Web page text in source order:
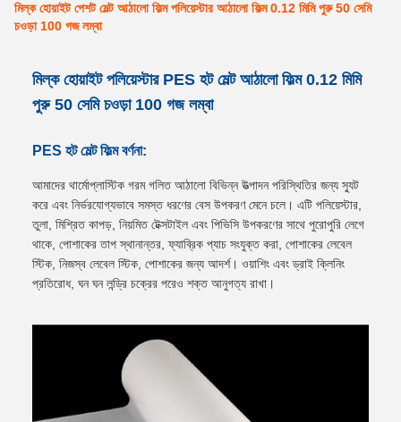
মিল্ক হোয়াইট পেশট মেল্ট আঠালো ফিল্ম পলিয়েস্টার আঠালো ফিল্ম 0.12 মিমি পুরু 50 সেমি
চওড়া 100 গজ লম্বা
মিল্ক হোয়াইট পলিয়েস্টার PES হট মেল্ট আঠালো ফিল্ম 0.12 মিমি
পুরু 50 সেমি চওড়া 100 গজ লম্বা
PES হট মেল্ট ফিল্ম বর্ণনা:
আমাদের থার্মোপ্লাস্টিক গরম গলিত আঠালো বিভিন্ন উত্পাদন পরিস্থিতির জন্য স্যুট
করে এবং নির্ভরযোগ্যভাবে সমস্ত ধরণের বেস উপকরণ মেনে চলে। এটি পলিয়েস্টার,
তুলা, মিশ্রিত কাপড়, নিয়মিত টেক্সটাইল এবং পিভিসি উপকরণের সাথে পুরোপুরি লেগে
থাকে, পোশাকের তাপ স্থানান্তর, ফ্যাব্রিক প্যাচ সংযুক্ত করা, পোশাকের লেবেল
স্টিক, নিজস্ব লেবেল স্টিক, পোশাকের জন্য আদর্শ। ওয়াশিং এবং ড্রাই ক্লিনিং
প্রতিরোধ, ঘন ঘন লন্ড্রি চক্রের পরেও শক্ত আনুগত্য রাখা।